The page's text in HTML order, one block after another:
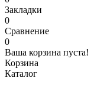
Закладки
0
Сравнение
0
Ваша корзина пуста!
Корзина
Каталог